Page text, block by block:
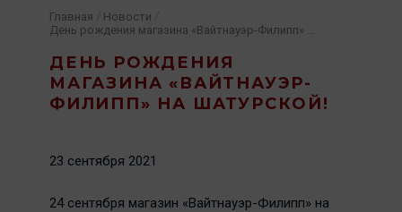
ДЕНЬ РОЖДЕНИЯ
МАГАЗИНА «ВАЙТНАУЭР-
ФИЛИПП» НА ШАТУРСКОЙ!
Главная Новости
День рождения магазина «Вайтнауэр-Филипп» на Шатурской!
23 сентября 2021
24 сентября магазин «Вайтнауэр-Филипп» на